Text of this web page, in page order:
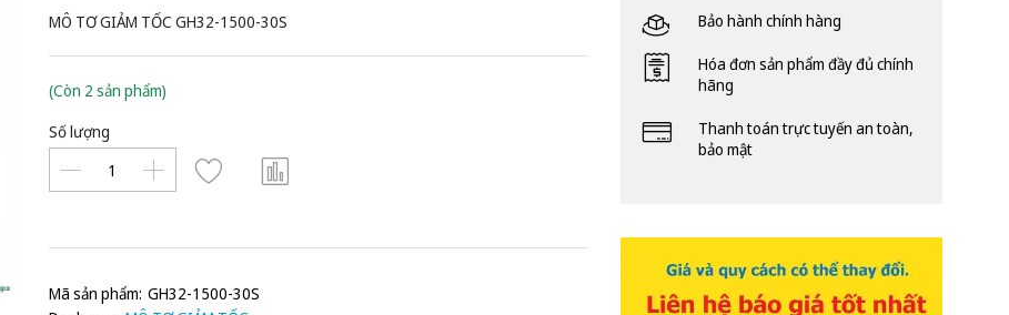
MÔ TƠ GIẢM TỐC GH32-1500-30S
(Còn 2 sản phẩm)
Số lượng
Mã sản phẩm: GH32-1500-30S
Bảo hành chính hàng
Hóa đơn sản phẩm đầy đủ chính
hãng
Thanh toán trực tuyến an toàn,
bảo mật